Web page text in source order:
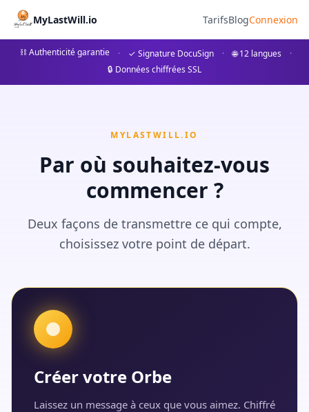
MyLastWill.io TarifsBlogConnexion
⛓ Authenticité garantie · ✓ Signature DocuSign · 🌐 12 langues
·
🔒 Données chiffrées SSL
MYLASTWILL.IO
Par où souhaitez-vous
commencer ?
Deux façons de transmettre ce qui compte,
choisissez votre point de départ.
Créer votre Orbe
Laissez un message à ceux que vous aimez. Chiffré
Coach Succession -
Préparez votre succession avant le notaire avec notre
Notre coach vous guide pas à pas pour rassembler